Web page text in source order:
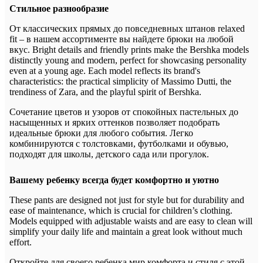
Стильное разнообразие
От классических прямых до повседневных штанов relaxed
fit – в нашем ассортименте вы найдете брюки на любой
вкус. Bright details and friendly prints make the Bershka models
distinctly young and modern, perfect for showcasing personality
even at a young age. Each model reflects its brand's
characteristics: the practical simplicity of Massimo Dutti, the
trendiness of Zara, and the playful spirit of Bershka.
Сочетание цветов и узоров от спокойных пастельных до
насыщенных и ярких оттенков позволяет подобрать
идеальные брюки для любого события. Легко
комбинируются с толстовками, футболками и обувью,
подходят для школы, детского сада или прогулок.
Вашему ребенку всегда будет комфортно и уютно
These pants are designed not just for style but for durability and
ease of maintenance, which is crucial for children’s clothing.
Models equipped with adjustable waists and are easy to clean will
simplify your daily life and maintain a great look without much
effort.